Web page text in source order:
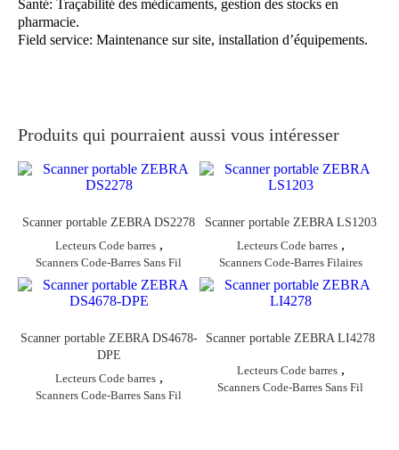
Santé: Traçabilité des médicaments, gestion des stocks en
pharmacie.
Field service: Maintenance sur site, installation d’équipements.
Produits qui pourraient aussi vous intéresser
Scanner portable ZEBRA DS2278
Lecteurs Code barres,
Scanners Code-Barres Sans Fil
Scanner portable ZEBRA LS1203
Lecteurs Code barres,
Scanners Code-Barres Filaires
Scanner portable ZEBRA DS4678-
DPE
Lecteurs Code barres,
Scanners Code-Barres Sans Fil
Scanner portable ZEBRA LI4278
Lecteurs Code barres,
Scanners Code-Barres Sans Fil